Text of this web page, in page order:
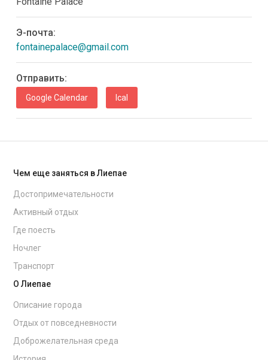
Э-почта:
fontainepalace@gmail.com
Oтправить:
Google Calendar Ical
Чем еще заняться в Лиепае
Достопримечательности
Активный отдых
Где поесть
Ночлег
Транспорт
О Лиепае
Описание города
Отдых от повседневности
Доброжелательная среда